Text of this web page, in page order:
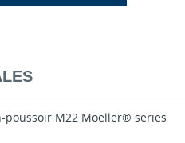
poussoir M22 Moeller® series